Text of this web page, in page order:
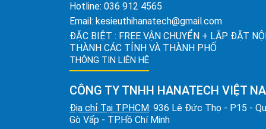
Hotline: 036 912 4565
Email: kesieuthihanatech@gmail.com
ĐẶC BIỆT : FREE VẬN CHUYỂN + LẮP ĐẶT
THÀNH CÁC TỈNH VÀ THÀNH PHỐ
THÔNG TIN LIÊN HỆ
CÔNG TY TNHH HANATECH VIỆT
Địa chỉ Tại TPHCM: 936 Lê Đức Thọ - P15 -
Gò Vấp - TP.Hồ Chí Minh